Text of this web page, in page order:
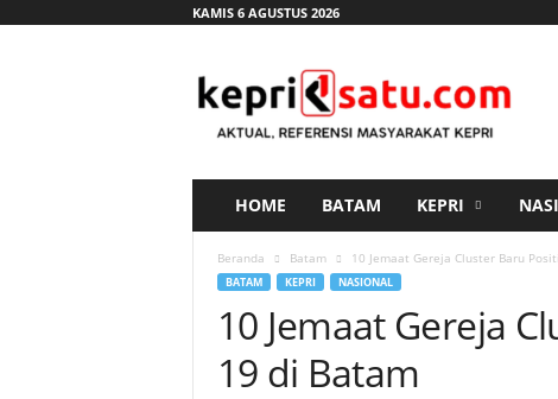
KAMIS 6 AGUSTUS 2026
HOME BATAM KEPRI
Beranda Batam 10 Jemaat Gereja Cluster Baru
BATAM KEPRI NASIONAL
10 Jemaat Gereja
19 di Batam